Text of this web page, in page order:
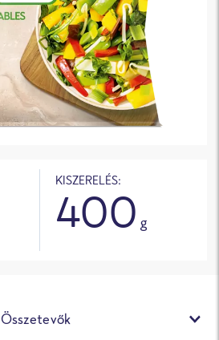
KISZERELÉS:
400 g
Összetevők